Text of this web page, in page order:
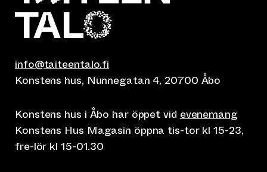
info@taiteentalo.fi
Konstens hus, Nunnegatan 4, 20700 Åbo
Konstens hus i Åbo har öppet vid evenemang
Konstens Hus Magasin öppna tis-tor kl 15-23,
fre-lör kl 15-01.30